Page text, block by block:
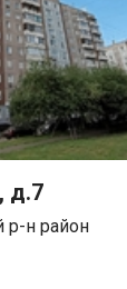
отдыха рядом
сквер.
Мат.
нет.
проведение
9.00 до 20.00
д.7
р-н район